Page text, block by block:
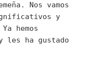
Nos vamos
y
hemos
les ha gustado